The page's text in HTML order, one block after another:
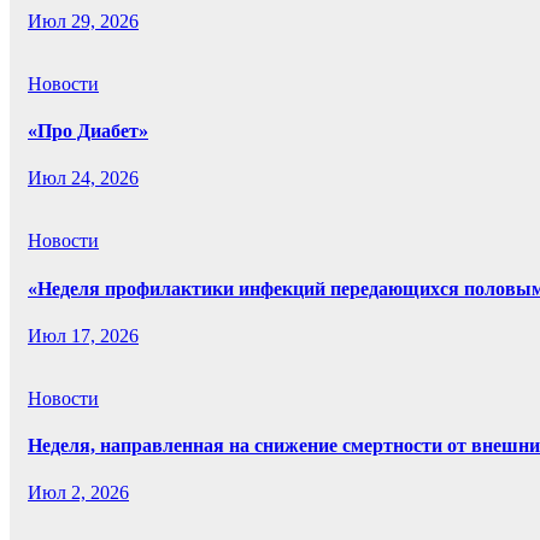
Июл 29, 2026
Новости
«Про Диабет»
Июл 24, 2026
Новости
«Неделя профилактики инфекций передающихся
Июл 17, 2026
Новости
Неделя, направленная на снижение смертности от
Июл 2, 2026